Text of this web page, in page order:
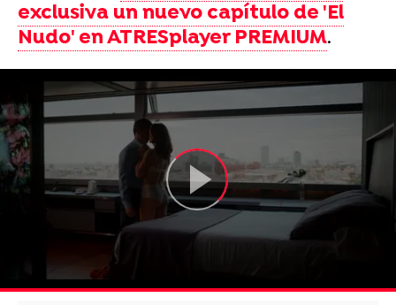
exclusiva un nuevo capítulo de 'El
Nudo' en ATRESplayer PREMIUM.